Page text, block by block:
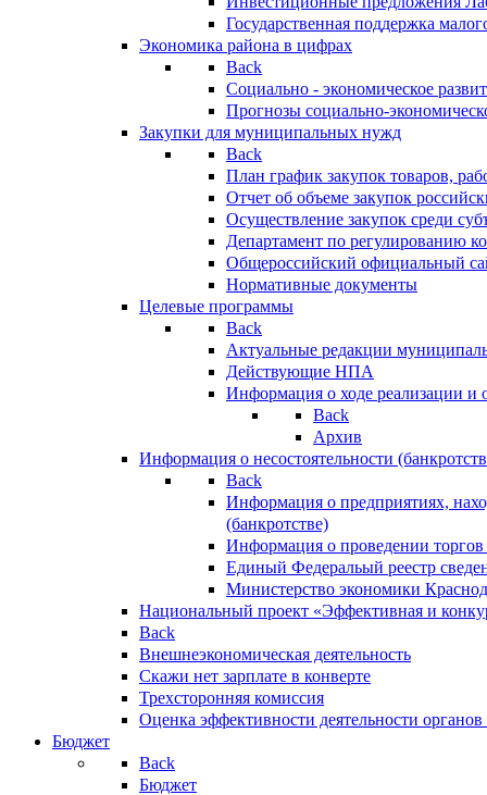
Государственная поддержка
Экономика района в цифрах
Back
Социально - экономическое
Прогнозы социально-
Закупки для муниципальных нужд
Back
План график закупок товаров,
Отчет об объеме закупок
Осуществление закупок среди
Департамент по регулированию
Общероссийский официальный
Нормативные документы
Целевые программы
Back
Актуальные редакции
Действующие НПА
Информация о ходе реализации
Back
Архив
Информация о несостоятельности
Back
Информация о предприятиях,
(банкротстве)
Информация о проведении
Единый Федеральый реестр
Министерство экономики
Национальный проект «Эффективная и
Back
Внешнеэкономическая деятельность
Скажи нет зарплате в конверте
Трехсторонняя комиссия
Оценка эффективности деятельности
Бюджет
Back
Бюджет